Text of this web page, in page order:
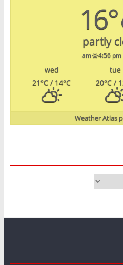
16°
partly
4:56 pm
tue
wed
20°C /
21°C / 14°C
Weather Atlas